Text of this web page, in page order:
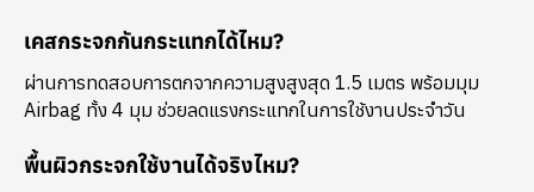
เคสกระจกกันกระแทกได้ไหม?
ผ่านการทดสอบการตกจากความสูงสูงสุด 1.5 เมตร พร้อมมุม
Airbag ทั้ง 4 มุม ช่วยลดแรงกระแทกในการใช้งานประจำวัน
พื้นผิวกระจกใช้งานได้จริงไหม?